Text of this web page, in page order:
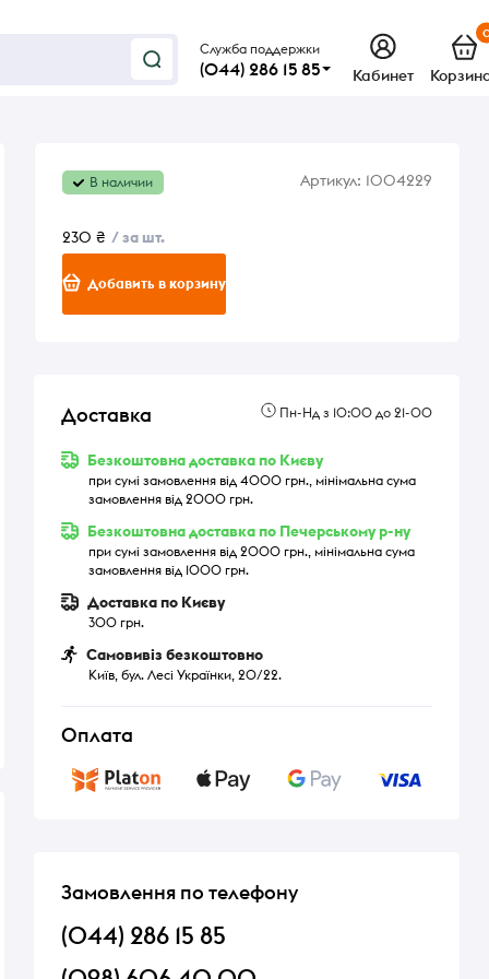
Служба поддержки
(044) 286 15 85 Кабинет
В наличии Артикул: 1004229
230 ₴ / за шт.
Добавить в корзину
Доставка Пн-Нд з 10:00 до 21-00
Безкоштовна доставка по Києву
при сумі замовлення від 4000 грн., мінімальна сума
замовлення від 2000 грн.
Безкоштовна доставка по Печерському р-ну
при сумі замовлення від 2000 грн., мінімальна сума
замовлення від 1000 грн.
Доставка по Києву
300 грн.
Самовивіз безкоштовно
Київ, бул. Лесі Українки, 20/22.
Оплата
Замовлення по телефону
(044) 286 15 85